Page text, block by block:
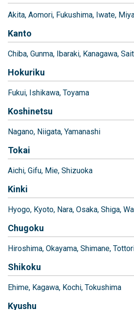
Akita Aomori Fukushima Iwate
Kanto
Chiba Gunma Ibaraki Kanagawa
Hokuriku
Fukui Ishikawa Toyama
Koshinetsu
Nagano Niigata Yamanashi
Tokai
Aichi Gifu Mie Shizuoka
Kinki
Hyogo Kyoto Nara Osaka Shiga
Chugoku
Hiroshima Okayama Shimane
Shikoku
Ehime Kagawa Kochi Tokushima
Kyushu